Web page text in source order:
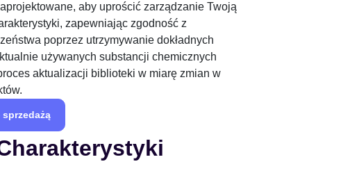
aby uprościć zarządzanie Twoją
zapewniając zgodność z
poprzez utrzymywanie dokładnych
używanych substancji chemicznych
aktualizacji biblioteki w miarę zmian w